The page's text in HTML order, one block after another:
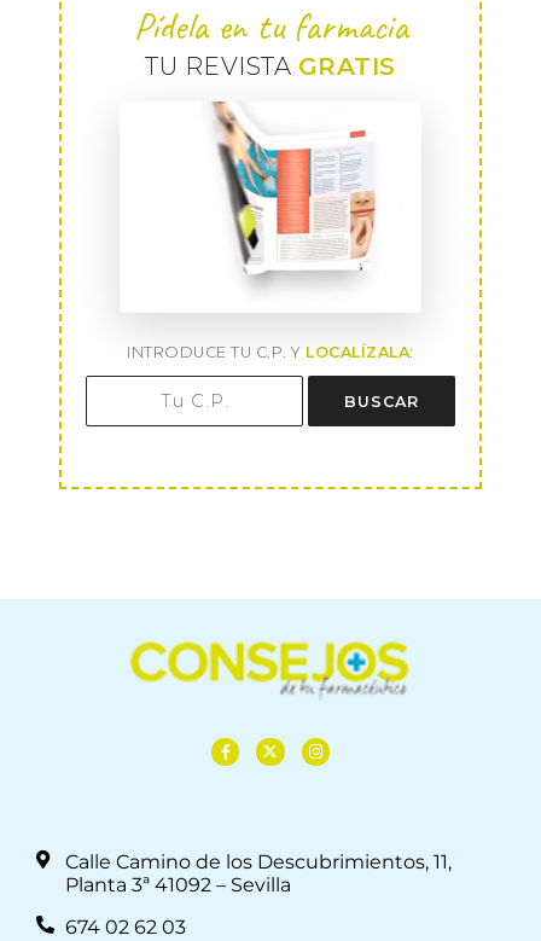
Pídela en tu farmacia
TU REVISTA GRATIS
INTRODUCE TU C.P. Y LOCALÍZALA:
BUSCAR
Calle Camino de los Descubrimientos, 11,
Planta 3ª 41092 – Sevilla
674 02 62 03